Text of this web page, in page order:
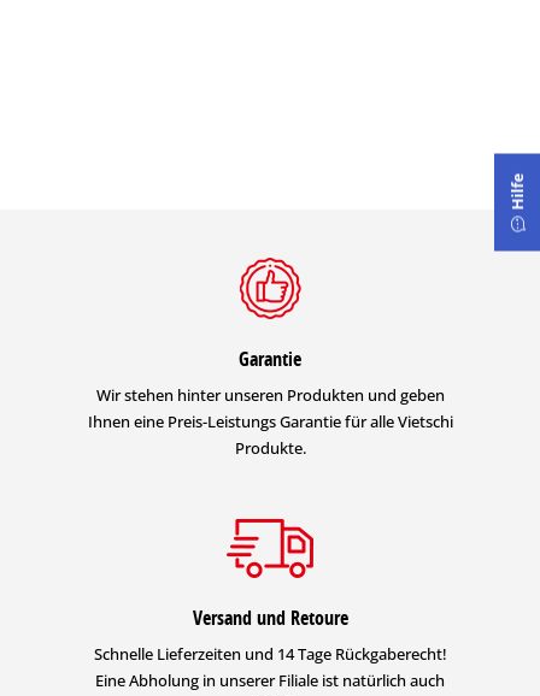
Garantie
Wir stehen hinter unseren Produkten und geben
Ihnen eine Preis-Leistungs Garantie für alle Vietschi
Produkte.
Versand und Retoure
Schnelle Lieferzeiten und 14 Tage Rückgaberecht!
Eine Abholung in unserer Filiale ist natürlich auch
Hilfe